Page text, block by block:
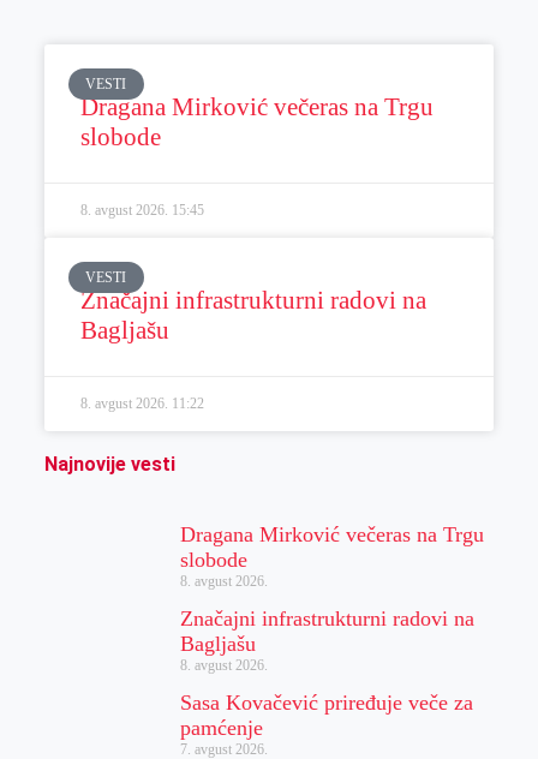
VESTI
Dragana Mirković večeras na Trgu
slobode
8. avgust 2026. 15:45
VESTI
Značajni infrastrukturni radovi na
Bagljašu
8. avgust 2026. 11:22
Najnovije vesti
Dragana Mirković večeras na Trgu
slobode
8. avgust 2026.
Značajni infrastrukturni radovi na
Bagljašu
8. avgust 2026.
Sasa Kovačević priređuje veče za
pamćenje
7. avgust 2026.